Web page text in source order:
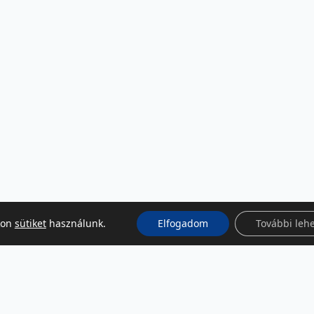
sütikethasználunk. Elfogadom További